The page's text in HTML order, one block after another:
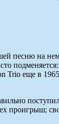
песню на
еще в 1965
проигрыш;